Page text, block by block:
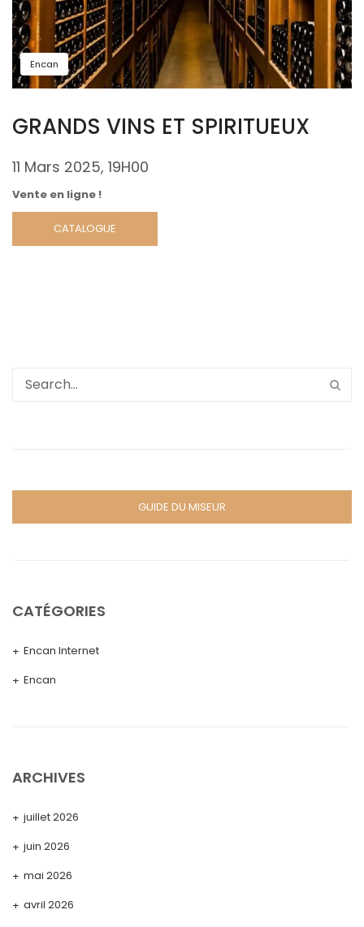
Encan
GRANDS VINS ET SPIRITUEUX
11 Mars 2025, 19H00
Vente en ligne !
CATALOGUE
GUIDE DU MISEUR
CATÉGORIES
Encan Internet
Encan
ARCHIVES
juillet 2026
juin 2026
mai 2026
avril 2026